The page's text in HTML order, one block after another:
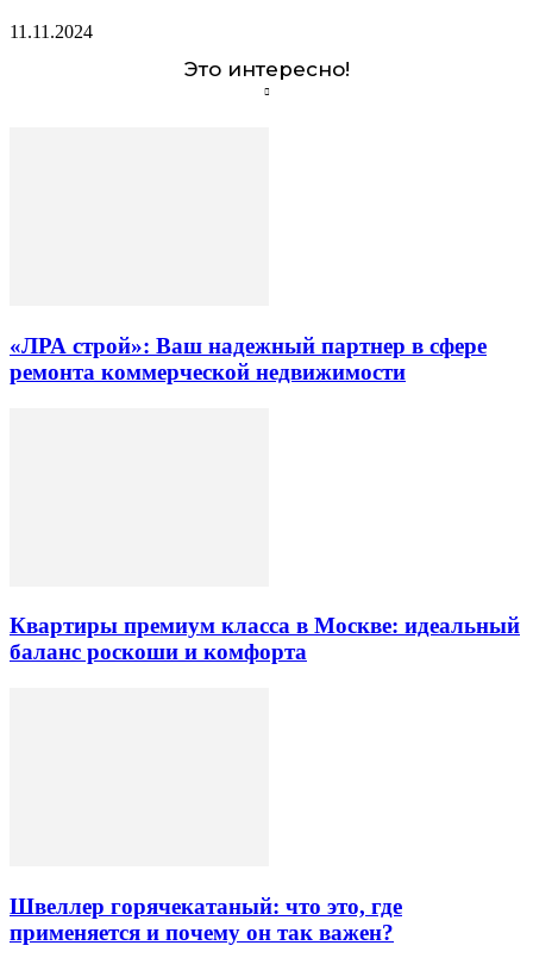
11.11.2024
Это интересно!
«ЛРА строй»: Ваш надежный партнер в сфере
ремонта коммерческой недвижимости
Квартиры премиум класса в Москве: идеальный
баланс роскоши и комфорта
Швеллер горячекатаный: что это, где
применяется и почему он так важен?